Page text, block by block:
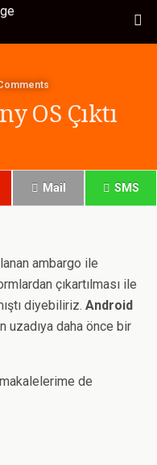
OS Çıktı
Mail SMS
ambargo ile
çıkartılması ile
diyebiliriz. Android
uzadıya daha önce bir
de